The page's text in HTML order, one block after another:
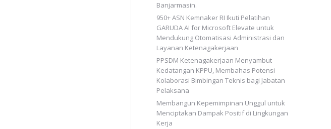
Banjarmasin.
950+ ASN Kemnaker RI Ikuti Pelatihan
GARUDA AI for Microsoft Elevate untuk
Mendukung Otomatisasi Administrasi dan
Layanan Ketenagakerjaan
PPSDM Ketenagakerjaan Menyambut
Kedatangan KPPU, Membahas Potensi
Kolaborasi Bimbingan Teknis bagi Jabatan
Pelaksana
Membangun Kepemimpinan Unggul untuk
Menciptakan Dampak Positif di Lingkungan
Kerja